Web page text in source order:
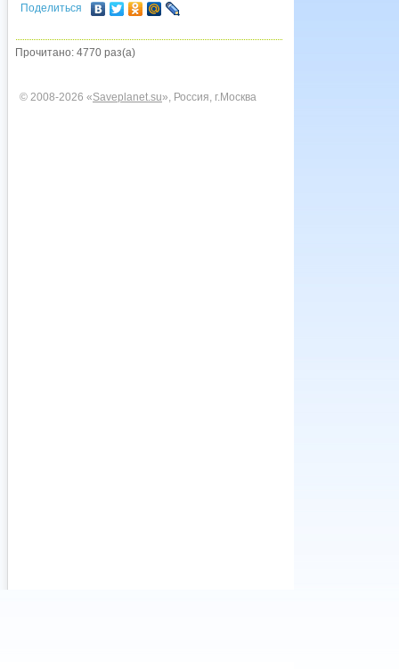
Поделиться
Прочитано: 4770 раз(а)
© 2008-2026 «Saveplanet.su», Россия, г.Москва